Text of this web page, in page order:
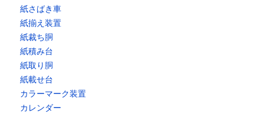
紙さばき車
紙揃え装置
紙裁ち胴
紙積み台
紙取り胴
紙載せ台
カラーマーク装置
カレンダー